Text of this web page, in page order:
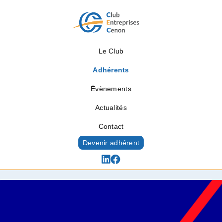
Le Club
Adhérents
Évènements
Actualités
Contact
Devenir adhérent